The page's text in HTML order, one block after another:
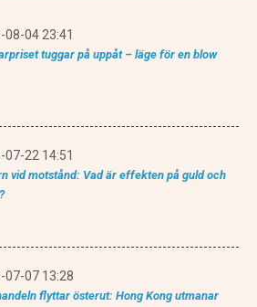
08-04 23:41
tuggar på uppåt – läge för en blow
07-22 14:51
vid motstånd: Vad är effekten på guld och
07-07 13:28
flyttar österut: Hong Kong utmanar